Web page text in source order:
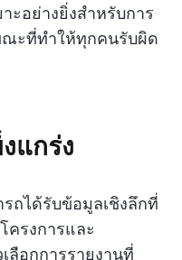
ะอย่างยิ่งสำหรับการ
ณะที่ทำให้ทุกคนรับผิด
แกร่ง
ถได้รับข้อมูลเชิงลึกที่
ครงการและ
ลือกการรายงานที่